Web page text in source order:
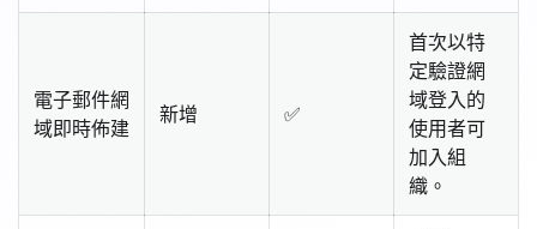
電子郵件網
域即時佈建
新增 ✅
首次以特
定驗證網
域登入的
使用者可
加入組
織。